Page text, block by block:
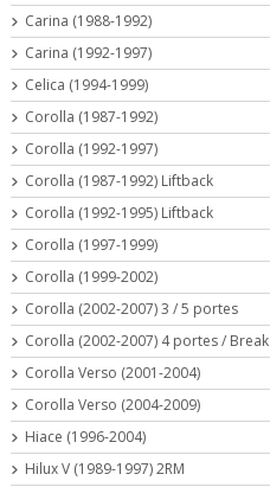
Carina (1988-1992)
Carina (1992-1997)
Celica (1994-1999)
Corolla (1987-1992)
Corolla (1992-1997)
Corolla (1987-1992) Liftback
Corolla (1992-1995) Liftback
Corolla (1997-1999)
Corolla (1999-2002)
Corolla (2002-2007) 3 / 5 portes
Corolla (2002-2007) 4 portes / Break
Corolla Verso (2001-2004)
Corolla Verso (2004-2009)
Hiace (1996-2004)
Hilux V (1989-1997) 2RM